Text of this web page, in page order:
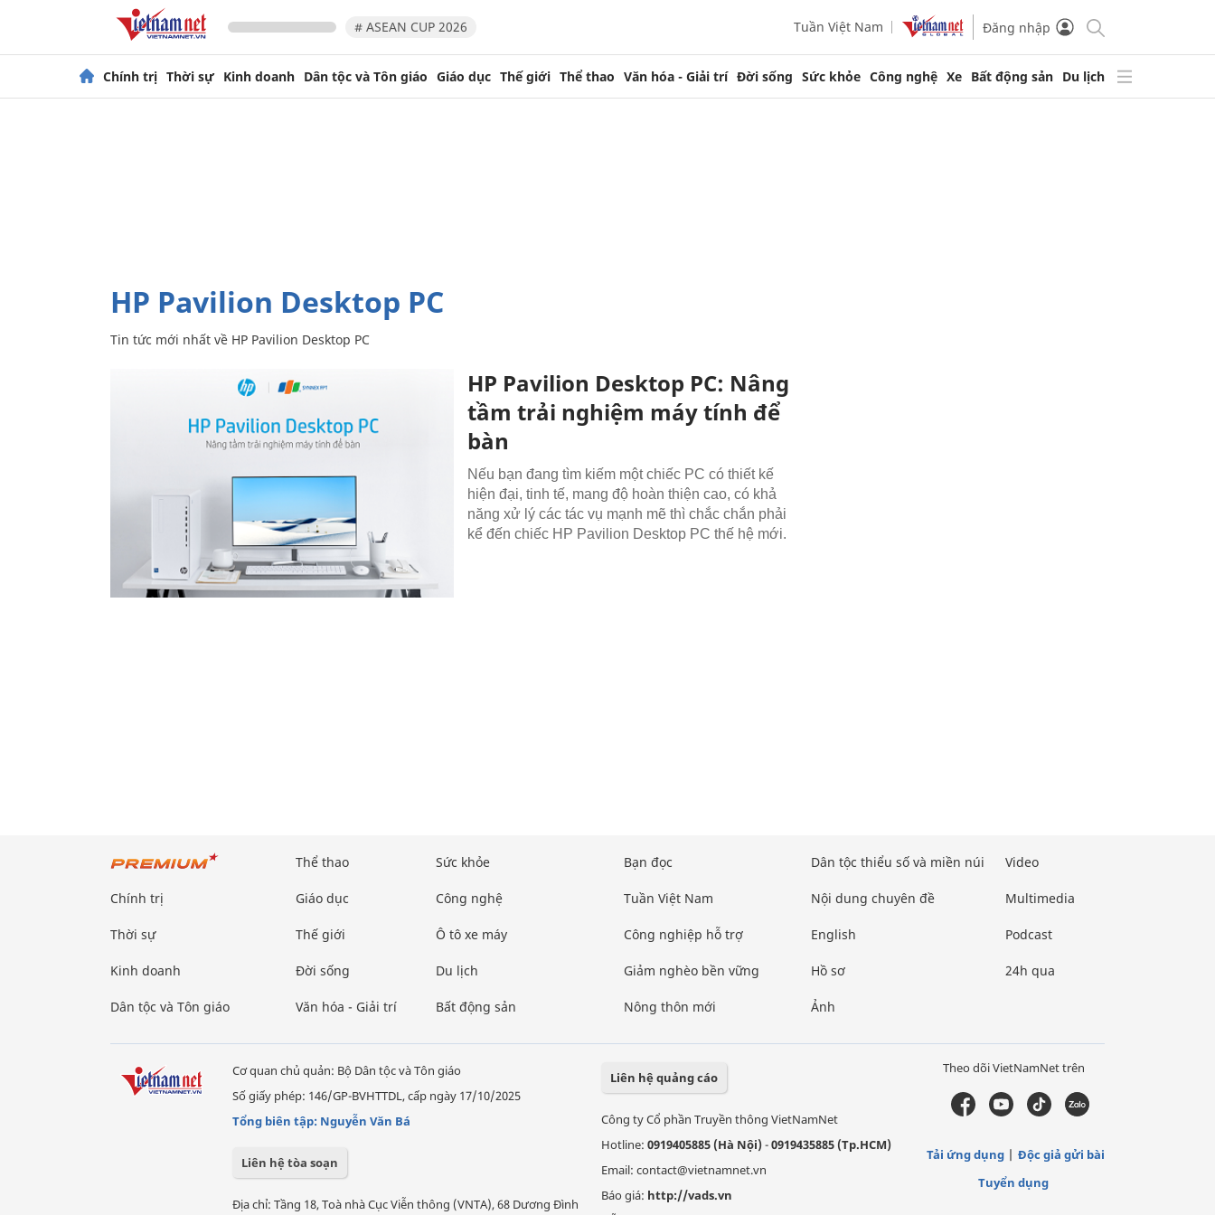
# ASEAN CUP 2026 Tuần Việt Nam Đăng nhập
Chính trị Thời sự Kinh doanh Dân tộc và Tôn giáo Giáo dục Thế giới Thể thao Văn hóa - Giải trí Đời sống Sức khỏe Công nghệ Xe Bất động sản Du lịch
HP Pavilion Desktop PC
Tin tức mới nhất về HP Pavilion Desktop PC
HP Pavilion Desktop PC: Nâng
tầm trải nghiệm máy tính để
bàn
Nếu bạn đang tìm kiếm một chiếc PC có thiết kế
hiện đại, tinh tế, mang độ hoàn thiện cao, có khả
năng xử lý các tác vụ mạnh mẽ thì chắc chắn phải
kể đến chiếc HP Pavilion Desktop PC thế hệ mới.
Chính trị
Thời sự
Kinh doanh
Dân tộc và Tôn giáo
Thể thao
Giáo dục
Thế giới
Đời sống
Văn hóa - Giải trí
Sức khỏe
Công nghệ
Ô tô xe máy
Du lịch
Bất động sản
Bạn đọc
Tuần Việt Nam
Công nghiệp hỗ trợ
Giảm nghèo bền vững
Nông thôn mới
Dân tộc thiểu số và miền núi
Nội dung chuyên đề
English
Hồ sơ
Ảnh
Video
Multimedia
Podcast
24h qua
Cơ quan chủ quản: Bộ Dân tộc và Tôn giáo
Số giấy phép: 146/GP-BVHTTDL, cấp ngày 17/10/2025
Tổng biên tập: Nguyễn Văn Bá
Liên hệ tòa soạn
Địa chỉ: Tầng 18, Toà nhà Cục Viễn thông (VNTA), 68 Dương Đình
Liên hệ quảng cáo
Công ty Cổ phần Truyền thông VietNamNet
Hotline: 0919405885 (Hà Nội)-0919435885 (Tp.HCM)
Email: contact@vietnamnet.vn
Báo giá: http://vads.vn
Theo dõi VietNamNet trên
Tải ứng dụng
Độc giả gửi bài
Tuyển dụng